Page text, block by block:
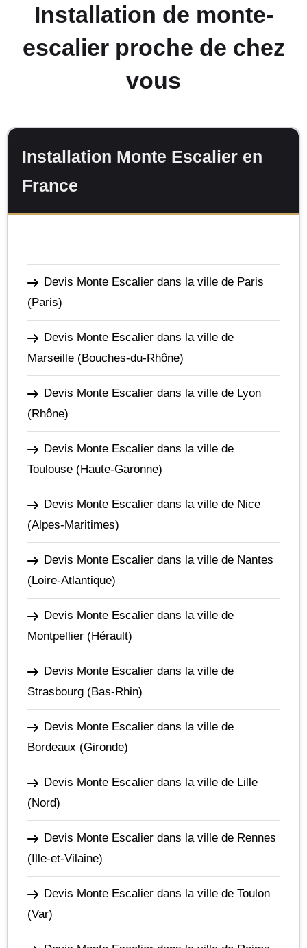
Installation de monte-
escalier proche de chez
vous
Installation Monte Escalier en
France
Devis Monte Escalier dans la ville de Paris
(Paris)
Devis Monte Escalier dans la ville de
Marseille (Bouches-du-Rhône)
Devis Monte Escalier dans la ville de Lyon
(Rhône)
Devis Monte Escalier dans la ville de
Toulouse (Haute-Garonne)
Devis Monte Escalier dans la ville de Nice
(Alpes-Maritimes)
Devis Monte Escalier dans la ville de Nantes
(Loire-Atlantique)
Devis Monte Escalier dans la ville de
Montpellier (Hérault)
Devis Monte Escalier dans la ville de
Strasbourg (Bas-Rhin)
Devis Monte Escalier dans la ville de
Bordeaux (Gironde)
Devis Monte Escalier dans la ville de Lille
(Nord)
Devis Monte Escalier dans la ville de Rennes
(Ille-et-Vilaine)
Devis Monte Escalier dans la ville de Toulon
(Var)